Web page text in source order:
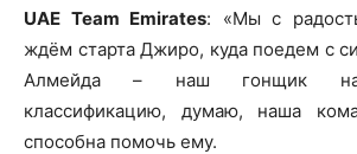
UAE Team Emirates: «Мы с
ждём старта Джиро, куда поедем с
Алмейда – наш гонщик на
классификацию, думаю, наша
способна помочь ему.